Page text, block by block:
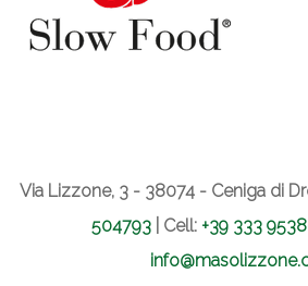
Via Lizzone, 3 - 38074 - Ceniga di
504793| Cell: +39 333